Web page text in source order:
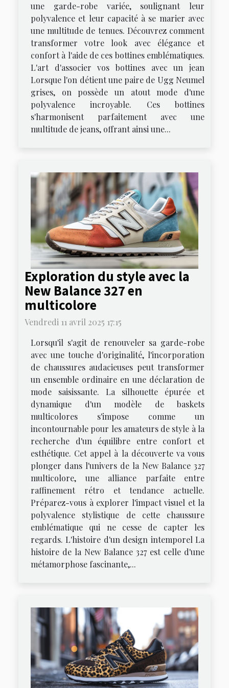
une garde-robe variée, soulignant leur
polyvalence et leur capacité à se marier avec
une multitude de tenues. Découvrez comment
transformer votre look avec élégance et
confort à l'aide de ces bottines emblématiques.
L'art d'associer vos bottines avec un jean
Lorsque l'on détient une paire de Ugg Neumel
grises, on possède un atout mode d'une
polyvalence incroyable. Ces bottines
s'harmonisent parfaitement avec une
multitude de jeans, offrant ainsi une...
Exploration du style avec la
New Balance 327 en
multicolore
Vendredi 11 avril 2025 17:15
Lorsqu'il s'agit de renouveler sa garde-robe
avec une touche d'originalité, l'incorporation
de chaussures audacieuses peut transformer
un ensemble ordinaire en une déclaration de
mode saisissante. La silhouette épurée et
dynamique d'un modèle de baskets
multicolores s'impose comme un
incontournable pour les amateurs de style à la
recherche d'un équilibre entre confort et
esthétique. Cet appel à la découverte va vous
plonger dans l'univers de la New Balance 327
multicolore, une alliance parfaite entre
raffinement rétro et tendance actuelle.
Préparez-vous à explorer l'impact visuel et la
polyvalence stylistique de cette chaussure
emblématique qui ne cesse de capter les
regards. L'histoire d'un design intemporel La
histoire de la New Balance 327 est celle d'une
métamorphose fascinante,...